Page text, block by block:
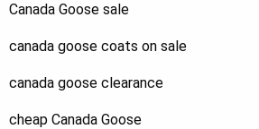
Canada Goose sale
canada goose coats on sale
canada goose clearance
cheap Canada Goose